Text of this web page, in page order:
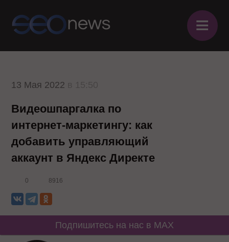
≡
13 Мая 2022
Видеошпаргалка по
интернет-маркетингу: как
добавить управляющий
аккаунт в Яндекс Директе
0 8916
Подпишитесь на нас в MAX